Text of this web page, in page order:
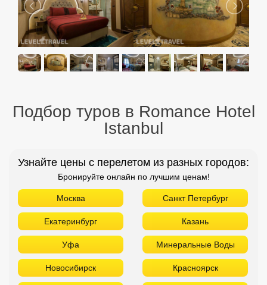
Подбор туров в Romance Hotel
Istanbul
Узнайте цены с перелетом из разных городов:
Бронируйте онлайн по лучшим ценам!
Москва Санкт Петербург
Екатеринбург Казань
Уфа Минеральные Воды
Новосибирск Красноярск